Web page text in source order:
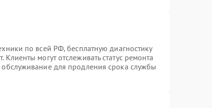
по всей РФ, бесплатную диагностику
могут отслеживать статус ремонта
обслуживание для продления срока службы